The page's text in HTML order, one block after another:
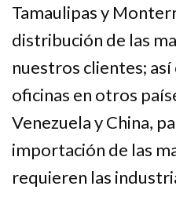
Tamaulipas y
distribución de las
nuestros clientes;
oficinas en otros
Venezuela y China,
importación de las
requieren las